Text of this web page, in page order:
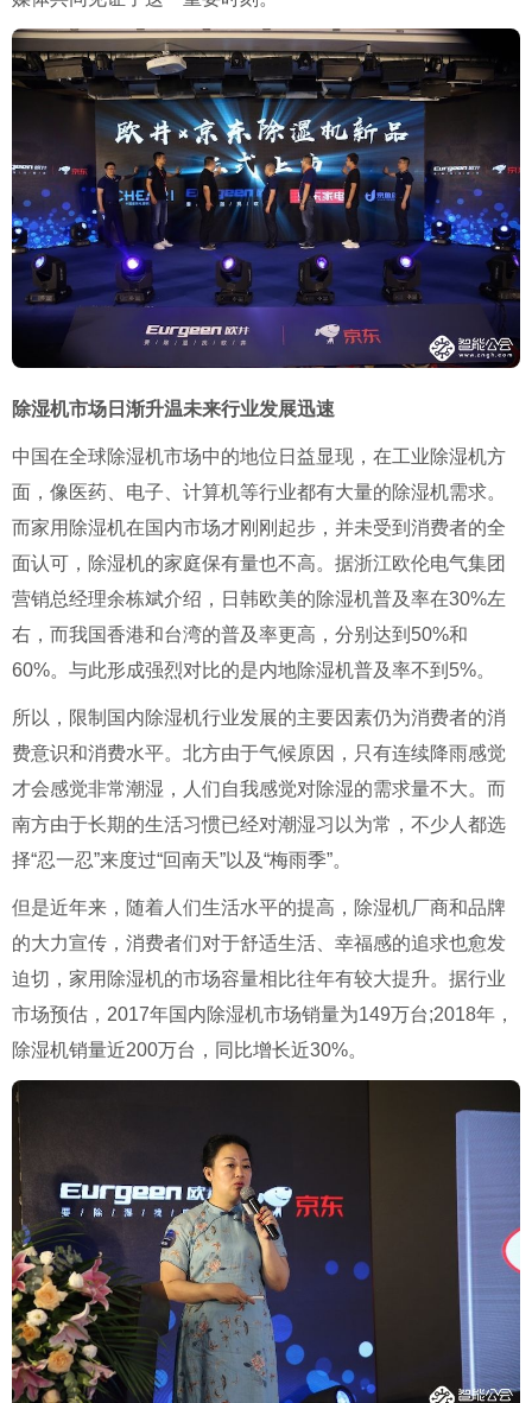
除湿机市场日渐升温未来行业发展迅速
中国在全球除湿机市场中的地位日益显现，在工业除湿机方
面，像医药、电子、计算机等行业都有大量的除湿机需求。
而家用除湿机在国内市场才刚刚起步，并未受到消费者的全
面认可，除湿机的家庭保有量也不高。据浙江欧伦电气集团
营销总经理余栋斌介绍，日韩欧美的除湿机普及率在30%左
右，而我国香港和台湾的普及率更高，分别达到 50%和
60%。与此形成强烈对比的是内地除湿机普及率不到 5%。
所以，限制国内除湿机行业发展的主要因素仍为消费者的消
费意识和消费水平。北方由于气候原因，只有连续降雨感觉
才会感觉非常潮湿，人们自我感觉对除湿的需求量不大。而
南方由于长期的生活习惯已经对潮湿习以为常，不少人都选
择“忍一忍”来度过“回南天”以及“梅雨季”。
但是近年来，随着人们生活水平的提高，除湿机厂商和品牌
的大力宣传，消费者们对于舒适生活、幸福感的追求也愈发
迫切，家用除湿机的市场容量相比往年有较大提升。据行业
市场预估， 2017年国内除湿机市场销量为149万台;2018年，
除湿机销量近200万台，同比增长近30%。